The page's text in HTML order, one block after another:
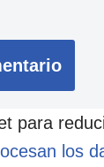
para
los